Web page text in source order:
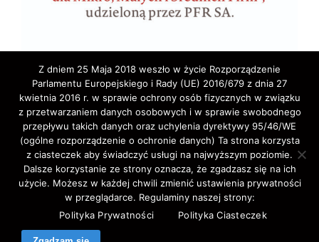
Copyright © 2020 ELA-TRAVEL: Biuro Podróży,
wycieczki, wczasy, pielgrzymki, bilety lotnicze,
autokarowe,promowe,koncertowe,Western-Union,.
Z dniem 25 Maja 2018 weszło w życie Rozporządzenie
Parlamentu Europejskiego i Rady (UE) 2016/679 z dnia 27
kwietnia 2016 r. w sprawie ochrony osób fizycznych w związku
z przetwarzaniem danych osobowych i w sprawie swobodnego
przepływu takich danych oraz uchylenia dyrektywy 95/46/WE
(ogólne rozporządzenie o ochronie danych) Ta strona korzysta
z ciasteczek aby świadczyć usługi na najwyższym poziomie.
Dalsze korzystanie ze strony oznacza, że zgadzasz się na ich
użycie. Możesz w każdej chwili zmienić ustawienia prywatności
w przeglądarce. Regulaminy naszej strony:
Polityka Prywatności
Polityka Ciasteczek